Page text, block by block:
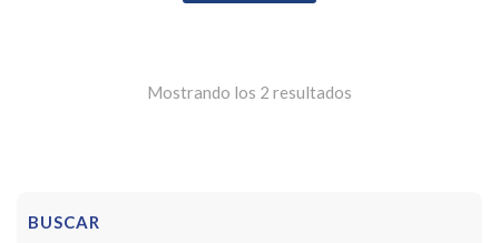
Mostrando los 2 resultados
BUSCAR